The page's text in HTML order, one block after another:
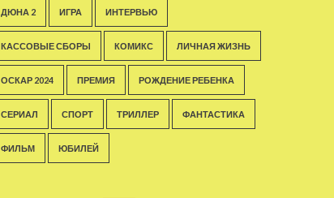
ДЮНА 2 ИГРА ИНТЕРВЬЮ
КАССОВЫЕ СБОРЫ КОМИКС ЛИЧНАЯ ЖИЗНЬ
ОСКАР 2024 ПРЕМИЯ РОЖДЕНИЕ РЕБЕНКА
СЕРИАЛ СПОРТ ТРИЛЛЕР ФАНТАСТИКА
ФИЛЬМ ЮБИЛЕЙ